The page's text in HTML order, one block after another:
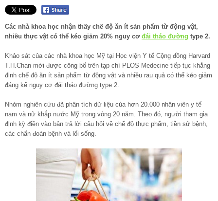
Các nhà khoa học nhận thấy chế độ ăn ít sản phẩm từ động vật,
nhiều thực vật có thể kéo giảm 20% nguy cơ đái tháo đường type 2.
Khảo sát của các nhà khoa học Mỹ tại Học viện Y tế Cộng đồng Harvard
T.H.Chan mới được công bố trên tạp chí PLOS Medecine tiếp tục khẳng
định chế độ ăn ít sản phẩm từ động vật và nhiều rau quả có thể kéo giảm
đáng kể nguy cơ đái tháo đường type 2.
Nhóm nghiên cứu đã phân tích dữ liệu của hơn 20.000 nhân viên y tế
nam và nữ khắp nước Mỹ trong vòng 20 năm. Theo đó, người tham gia
định kỳ điền vào bản trả lời câu hỏi về chế độ thực phẩm, tiền sử bệnh,
các chẩn đoán bệnh và lối sống.